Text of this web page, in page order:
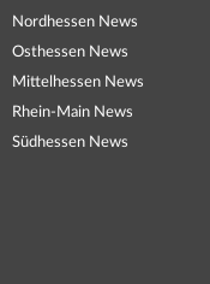
Nordhessen News
Osthessen News
Mittelhessen News
Rhein-Main News
Südhessen News